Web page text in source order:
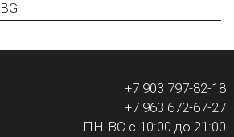
+7 903 797-82-18
+7 963 672-67-27
ПН-ВС с 10:00 до 21:00